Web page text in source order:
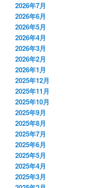
2026年7月
2026年6月
2026年5月
2026年4月
2026年3月
2026年2月
2026年1月
2025年12月
2025年11月
2025年10月
2025年9月
2025年8月
2025年7月
2025年6月
2025年5月
2025年4月
2025年3月